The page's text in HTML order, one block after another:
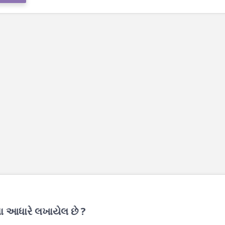
આધારે લખાયેલ છે ?